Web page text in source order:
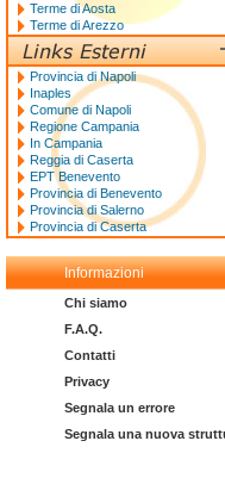
Terme di Aosta
Terme di Arezzo
Provincia di Napoli
Inaples
Comune di Napoli
Regione Campania
In Campania
Reggia di Caserta
EPT Benevento
Provincia di Benevento
Provincia di Salerno
Provincia di Caserta
Informazioni
Chi siamo
F.A.Q.
Contatti
Privacy
Segnala un errore
Segnala una nuova